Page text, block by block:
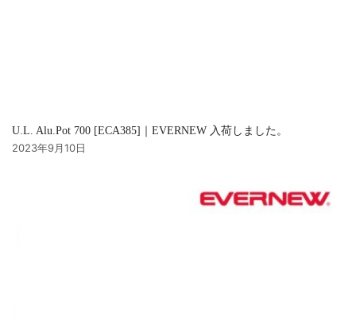
U.L. Alu.Pot 700 [ECA385]｜EVERNEW 入荷しました。
2023年9月10日